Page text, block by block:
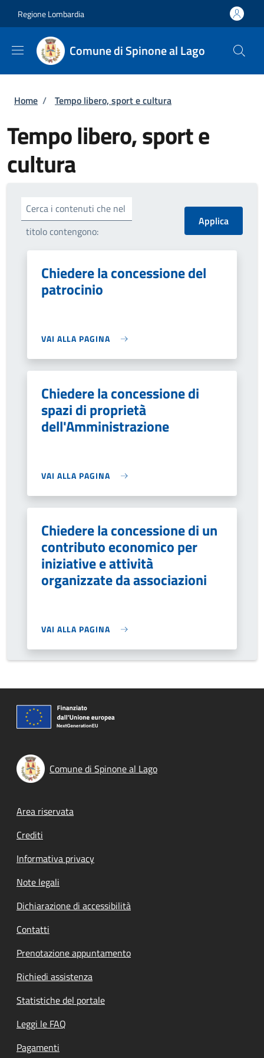
Regione Lombardia
Comune di Spinone al Lago
Briciole di pane
Home / Tempo libero, sport e cultura
Tempo libero, sport e
cultura
Cerca i contenuti che nel
titolo contengono:
Chiedere la concessione del
patrocinio
VAI ALLA PAGINA
Chiedere la concessione di
spazi di proprietà
dell'Amministrazione
VAI ALLA PAGINA
Chiedere la concessione di un
contributo economico per
iniziative e attività
organizzate da associazioni
VAI ALLA PAGINA
Comune di Spinone al Lago
Footer menu
Area riservata
Crediti
Informativa privacy
Note legali
Dichiarazione di accessibilità
Contatti
Prenotazione appuntamento
Richiedi assistenza
Statistiche del portale
Leggi le FAQ
Pagamenti